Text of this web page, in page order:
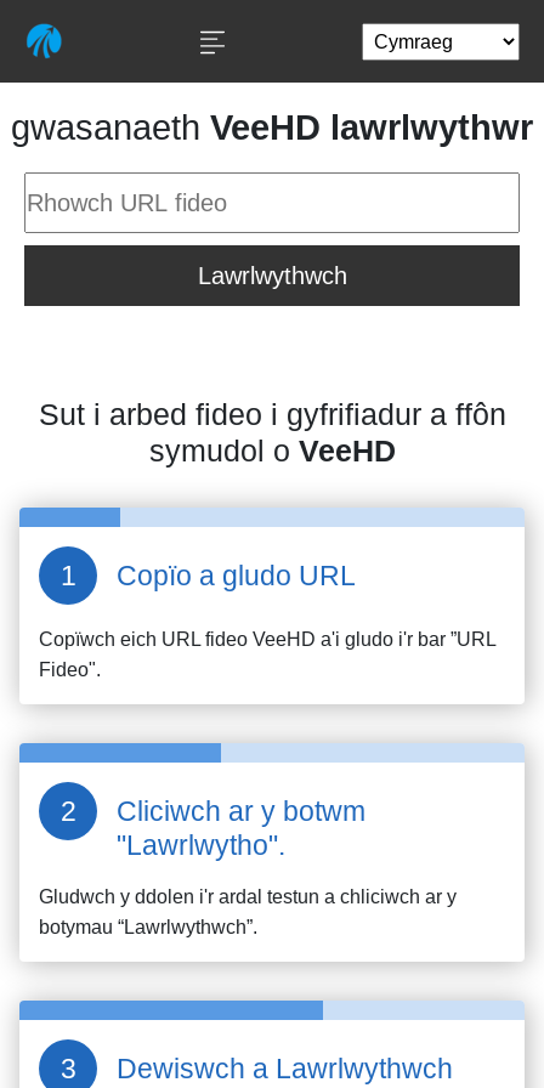
gwasanaeth VeeHD lawrlwythwr
Lawrlwythwch
Sut i arbed fideo i gyfrifiadur a ffôn
symudol o VeeHD
Copïo a gludo URL
Copïwch eich URL fideo VeeHD a'i gludo i'r bar ”URL
Fideo".
Cliciwch ar y botwm
"Lawrlwytho".
Gludwch y ddolen i'r ardal testun a chliciwch ar y
botymau “Lawrlwythwch”.
Dewiswch a Lawrlwythwch